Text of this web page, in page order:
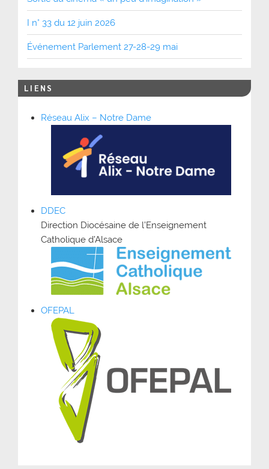
I n° 33 du 12 juin 2026
Événement Parlement 27-28-29 mai
LIENS
Réseau Alix – Notre Dame
DDEC
Direction Diocésaine de l’Enseignement
Catholique d’Alsace
OFEPAL